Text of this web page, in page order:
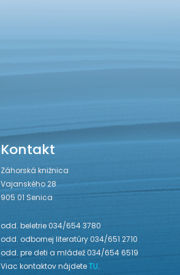
Kontakt
Záhorská knižnica
Vajanského 28
905 01 Senica
odd. beletrie 034/654 3780
odd. odbornej literatúry 034/651 2710
odd. pre deti a mládež 034/654 6519
Viac kontaktov nájdeteTU.